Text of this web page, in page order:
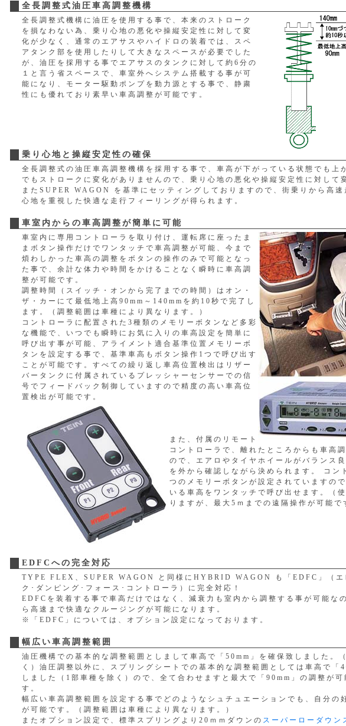
全長調整式油圧車高調整機構
全長調整式機構に油圧を使用する事で、本来のストローク
を損なわない為、乗り心地の悪化や操縦安定性に対して変
化が少なく、通常のエアサスやハイドロの装着では、スペ
アタンク部を使用したりして大きなスペースが必要でした
が、油圧を採用する事でエアサスのタンクに対して約6分の
１と言う省スペースで、車室外へシステム搭載する事が可
能になり、モーター駆動ポンプを動力源とする事で、静粛
性にも優れており素早い車高調整が可能です。
乗り心地と操縦安定性の確保
全長調整式の油圧車高調整機構を採用する事で、車高が下がっている状態でも上
でもストロークに変化がありませんので、乗り心地の悪化や操縦安定性に対して
またSUPER WAGON を基準にセッティングしておりますので、街乗りから高速
心地を重視した快適な走行フィーリングが得られます。
車室内からの車高調整が簡単に可能
車室内に専用コントローラを取り付け、運転席に座ったま
まボタン操作だけでワンタッチで車高調整が可能、今まで
煩わしかった車高の調整をボタンの操作のみで可能となっ
た事で、余計な体力や時間をかけることなく瞬時に車高調
整が可能です。
調整時間（スイッチ・オンから完了までの時間）はオン・
ザ・カーにて最低地上高90mm～140mmを約10秒で完了し
ます。（調整範囲は車種により異なります。）
コントローラに配置された3種類のメモリーボタンなど多彩
な機能で、いつでも瞬時にお気に入りの車高設定を簡単に
呼び出す事が可能、アライメント適合基準位置メモリーボ
タンを設定する事で、基準車高もボタン操作1つで呼び出す
ことが可能です。すべての繰り返し車高位置検出はリザー
バータンクに付属されているプレッシャーセンサーでの信
号でフィードバック制御していますので精度の高い車高位
置検出が可能です。
また、付属のリモート
コントローラで、離れたところからも車高
ので、エアロやタイヤホイールがバランス
を外から確認しながら決められます。 コン
つのメモリーボタンが設定されていますの
いる車高をワンタッチで呼び出せます。（
りますが、最大5ｍまでの遠隔操作が可能で
EDFCへの完全対応
TYPE FLEX、SUPER WAGON と同様にHYBRID WAGON も「EDFC」（エ
ク･ダンピング･フォース･コントローラ）に完全対応！
EDFCを装着する事で車高だけではなく、減衰力も室内から調整する事が可能な
ら高速まで快適なクルージングが可能になります。
※「EDFC」については、オプション設定になっております。
幅広い車高調整範囲
油圧機構での基本的な調整範囲としまして車高で「50mm」を確保致しました。
く）油圧調整以外に、スプリングシートでの基本的な調整範囲としては車高で「
しました（1部車種を除く）ので、全て合わせますと最大で「90mm」の調整が可
す。
幅広い車高調整範囲を設定する事でどのようなシュチュエーションでも、自分の
が可能です。（調整範囲は車種により異なります。）
またオプション設定で、標準スプリングより20ｍｍダウンの スーパーローダウン